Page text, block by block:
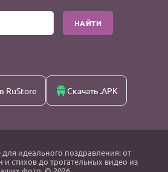
НАЙТИ
RuStore Скачать .APK
идеального поздравления: от
и стихов до трогательных видео из